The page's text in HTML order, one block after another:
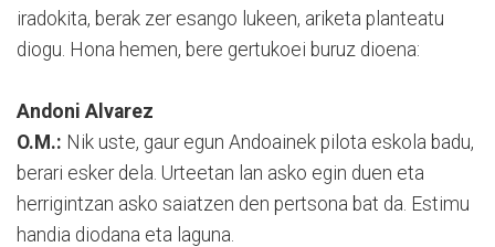
iradokita, berak zer esango lukeen, ariketa planteatu
diogu. Hona hemen, bere gertukoei buruz dioena:
Andoni Alvarez
O.M.: Nik uste, gaur egun Andoainek pilota eskola badu,
berari esker dela. Urteetan lan asko egin duen eta
herrigintzan asko saiatzen den pertsona bat da. Estimu
handia diodana eta laguna.